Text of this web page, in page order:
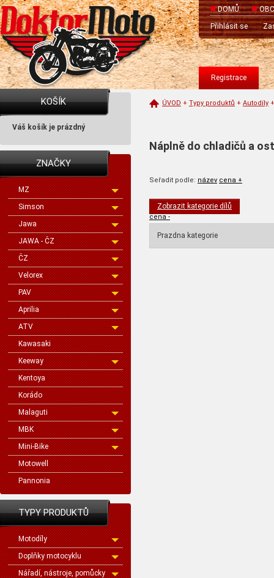
DOMŮ
Přihlásit se
Registrace
KOŠÍK
Váš košík je prázdný
ZNAČKY
MZ
Simson
Jawa
JAWA - ČZ
ČZ
Velorex
PAV
Aprilia
ATV
Kawasaki
Keeway
Kentoya
Korádo
Malaguti
MBK
Mini-Bike
Motowell
Pannonia
TYPY PRODUKTŮ
Motodíly
Doplňky motocyklu
Nářadí, nástroje, pomůcky
ÚVOD + Typy produktů + Autodíly +
Náplně do chladičů a
Seřadit podle: název cena +
cena -
Zobrazit kategorie dílů
Prazdna kategorie